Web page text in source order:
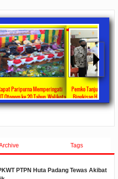
Paripurna Memperingati
Otonom ke 20 Tahun, Walikota
Rahma Paparkan Capaian
10/180 Comments
Pemko Tanjung
Bingkisan Hari Raya
Untuk Masyarakat
2020/05/110
Tags
PTPN Huta Padang Tewas Akibat